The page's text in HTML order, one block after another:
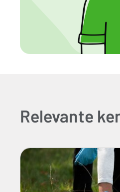
Relevante